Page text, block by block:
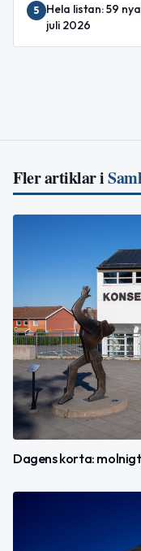
5
Hela listan: 59
juli 2026
Fler artiklar i
Dagens korta: